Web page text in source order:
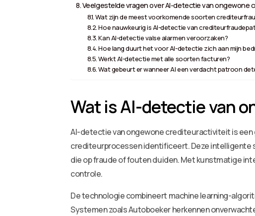
Veelgestelde vragen over AI-detectie van ongewone
Wat zijn de meest voorkomende soorten
Hoe nauwkeurig is AI-detectie van
Kan AI-detectie valse alarmen veroorzaken?
Hoe lang duurt het voor AI-detectie zich aan mijn
Werkt AI-detectie met alle soorten facturen?
Wat gebeurt er wanneer AI een verdacht patroon
Wat is AI-detectie van
AI-detectie van ongewone crediteuractiviteit is
crediteurprocessen identificeert. Deze intelligente
die op fraude of fouten duiden. Met kunstmatige
controle.
De technologie combineert machine learning-
Systemen zoals Autoboeker herkennen